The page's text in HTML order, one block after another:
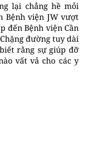
lại chẳng hề mỏi
Bệnh viện JW vượt
đến Bệnh viện Cần
đường tuy dài
rằng sự giúp đỡ
vất vả cho các y